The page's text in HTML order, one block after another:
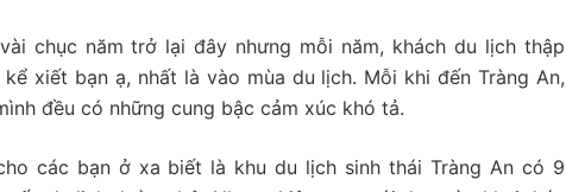
chục năm trở lại đây nhưng mỗi năm, khách du lịch thập
xiết bạn ạ, nhất là vào mùa du lịch. Mỗi khi đến Tràng An,
đều có những cung bậc cảm xúc khó tả.
các bạn ở xa biết là khu du lịch sinh thái Tràng An có 9